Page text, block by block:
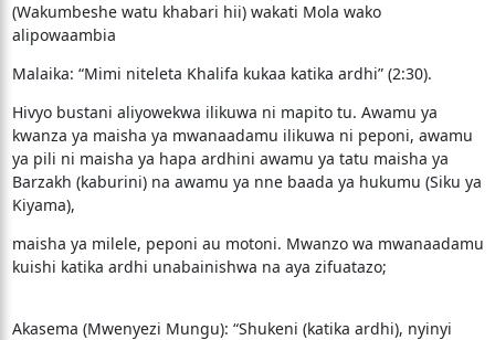
(Wakumbeshe watu khabari hii) wakati Mola wako
alipowaambia
Malaika: “Mimi niteleta Khalifa kukaa katika ardhi” (2:30).
Hivyo bustani aliyowekwa ilikuwa ni mapito tu. Awamu ya
kwanza ya maisha ya mwanaadamu ilikuwa ni peponi, awamu
ya pili ni maisha ya hapa ardhini awamu ya tatu maisha ya
Barzakh (kaburini) na awamu ya nne baada ya hukumu (Siku ya
Kiyama),
maisha ya milele, peponi au motoni. Mwanzo wa mwanaadamu
kuishi katika ardhi unabainishwa na aya zifuatazo;
Akasema (Mwenyezi Mungu): “Shukeni (katika ardhi), nyinyi